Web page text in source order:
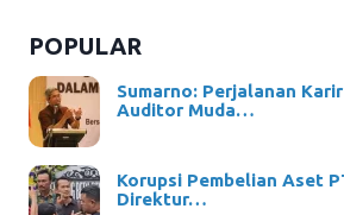
POPULAR
Sumarno: Perjalanan
Auditor Muda…
Korupsi Pembelian Aset
Direktur…